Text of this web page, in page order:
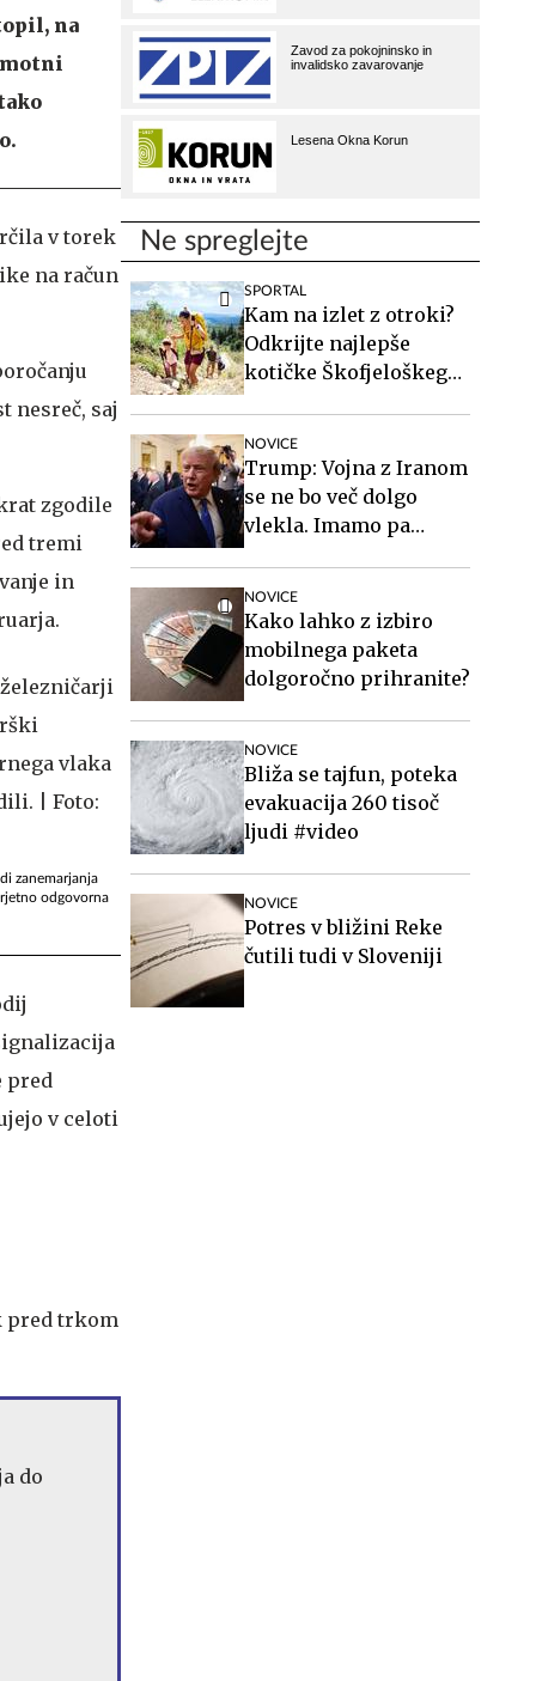
na
v torek
na račun
nesreč, saj
zgodile
tremi
in
zanemarjanja
odgovorna
pred
v celoti
pred trkom
do
Ne spreglejte
SPORTAL
Kam na izlet z otroki?
Odkrijte najlepše
kotičke Škofjeloškega
NOVICE
Trump: Vojna z Iranom
se ne bo več dolgo
vlekla. Imamo pa
NOVICE
Kako lahko z izbiro
mobilnega paketa
dolgoročno prihranite?
NOVICE
Bliža se tajfun, poteka
evakuacija 260 tisoč
ljudi #video
NOVICE
Potres v bližini Reke
čutili tudi v Sloveniji